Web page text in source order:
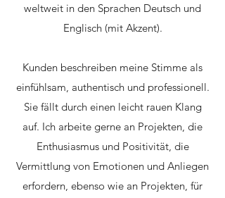
weltweit in den Sprachen Deutsch und
Englisch (mit Akzent).
Kunden beschreiben meine Stimme als
einfühlsam, authentisch und professionell.
Sie fällt durch einen leicht rauen Klang
auf. Ich arbeite gerne an Projekten, die
Enthusiasmus und Positivität, die
Vermittlung von Emotionen und Anliegen
erfordern, ebenso wie an Projekten, für